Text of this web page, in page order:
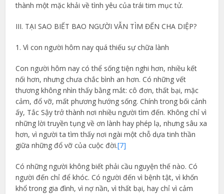
thành một mặc khải về tình yêu của trái tim mục tử.
III. TẠI SAO BIẾT BAO NGƯỜI VẪN TÌM ĐẾN CHA DIỆP?
1. Vì con người hôm nay quá thiếu sự chữa lành
Con người hôm nay có thể sống tiện nghi hơn, nhiều kết
nối hơn, nhưng chưa chắc bình an hơn. Có những vết
thương không nhìn thấy bằng mắt: cô đơn, thất bại, mặc
cảm, đổ vỡ, mất phương hướng sống. Chính trong bối cảnh
ấy, Tắc Sậy trở thành nơi nhiều người tìm đến. Không chỉ vì
những lời truyền tụng về ơn lành hay phép lạ, nhưng sâu xa
hơn, vì người ta tìm thấy nơi ngài một chỗ dựa tinh thần
giữa những đổ vỡ của cuộc đời.[7]
Có những người không biết phải cầu nguyện thế nào. Có
người đến chỉ để khóc. Có người đến vì bệnh tật, vì khốn
khổ trong gia đình, vì nợ nần, vì thất bại, hay chỉ vì cảm